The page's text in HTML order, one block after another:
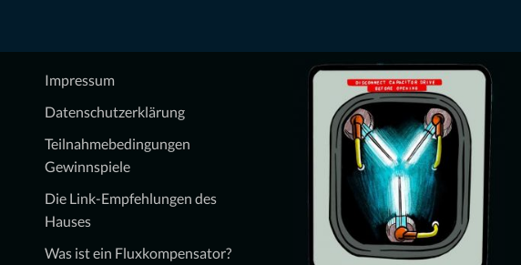
Impressum
Datenschutzerklärung
Teilnahmebedingungen
Gewinnspiele
Die Link-Empfehlungen des
Hauses
Was ist ein Fluxkompensator?